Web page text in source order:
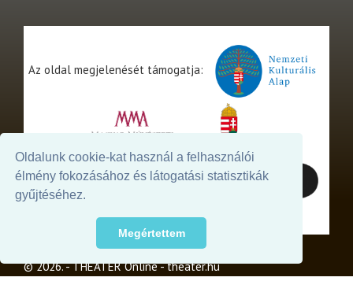
Oldalunk cookie-kat használ a felhasználói
élmény fokozásához és látogatási statisztikák
gyűjtéséhez.
Megértettem
Az oldal megjelenését támogatja:
© 2026. - THEATER Online -theater.hu